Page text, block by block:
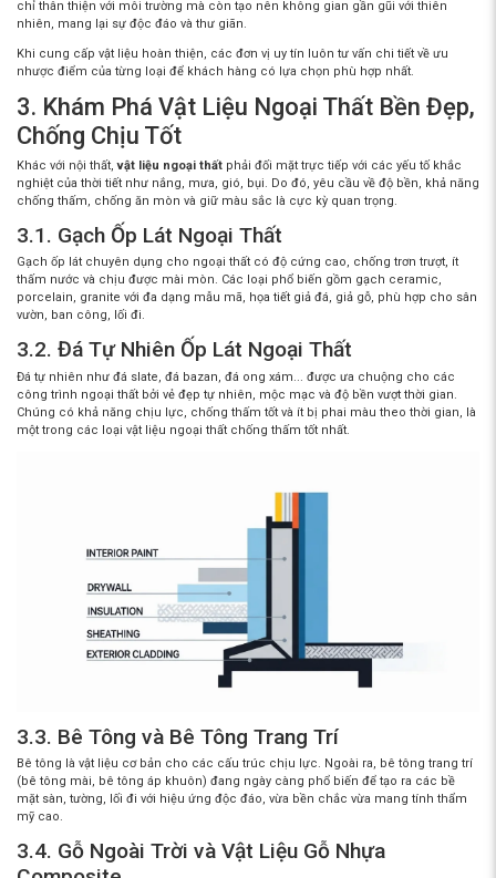
chỉ thân thiện với môi trường mà còn tạo nên không gian gần gũi với thiên
nhiên, mang lại sự độc đáo và thư giãn.
Khi cung cấp vật liệu hoàn thiện, các đơn vị uy tín luôn tư vấn chi tiết về ưu
nhược điểm của từng loại để khách hàng có lựa chọn phù hợp nhất.
3. Khám Phá Vật Liệu Ngoại Thất Bền Đẹp,
Chống Chịu Tốt
Khác với nội thất,vật liệu ngoại thất phải đối mặt trực tiếp với các yếu tố khắc
nghiệt của thời tiết như nắng, mưa, gió, bụi. Do đó, yêu cầu về độ bền, khả năng
chống thấm, chống ăn mòn và giữ màu sắc là cực kỳ quan trọng.
3.1. Gạch Ốp Lát Ngoại Thất
Gạch ốp lát chuyên dụng cho ngoại thất có độ cứng cao, chống trơn trượt, ít
thấm nước và chịu được mài mòn. Các loại phổ biến gồm gạch ceramic,
porcelain, granite với đa dạng mẫu mã, họa tiết giả đá, giả gỗ, phù hợp cho sân
vườn, ban công, lối đi.
3.2. Đá Tự Nhiên Ốp Lát Ngoại Thất
Đá tự nhiên như đá slate, đá bazan, đá ong xám... được ưa chuộng cho các
công trình ngoại thất bởi vẻ đẹp tự nhiên, mộc mạc và độ bền vượt thời gian.
Chúng có khả năng chịu lực, chống thấm tốt và ít bị phai màu theo thời gian, là
một trong các loại vật liệu ngoại thất chống thấm tốt nhất
3.3. Bê Tông và Bê Tông Trang Trí
Bê tông là vật liệu cơ bản cho các cấu trúc chịu lực. Ngoài ra, bê tông trang trí
(bê tông mài, bê tông áp khuôn) đang ngày càng phổ biến để tạo ra các bề
mặt sàn, tường, lối đi với hiệu ứng độc đáo, vừa bền chắc vừa mang tính thẩm
mỹ cao.
3.4. Gỗ Ngoài Trời và Vật Liệu Gỗ Nhựa